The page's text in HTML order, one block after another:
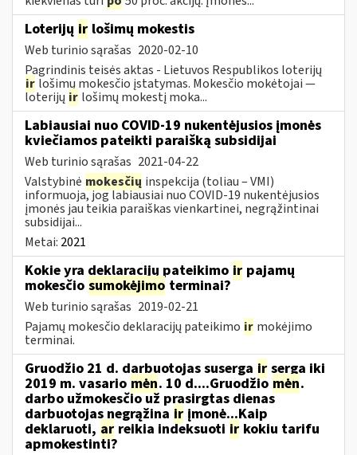
Loterijų ir lošimų mokestis
Web turinio sąrašas 2020-02-10
Pagrindinis teisės aktas - Lietuvos Respublikos loterijų
ir lošimų mokesčio įstatymas. Mokesčio mokėtojai —
loterijų ir lošimų mokestį moka...
Labiausiai nuo COVID-19 nukentėjusios įmonės
kviečiamos pateikti paraišką subsidijai
Web turinio sąrašas 2021-04-22
Valstybinė mokesčių inspekcija (toliau – VMI)
informuoja, jog labiausiai nuo COVID-19 nukentėjusios
įmonės jau teikia paraiškas vienkartinei, negrąžintinai
subsidijai...
Metai: 2021
Kokie yra deklaracijų pateikimo ir pajamų
mokesčio sumokėjimo terminai?
Web turinio sąrašas 2019-02-21
Pajamų mokesčio deklaracijų pateikimo ir mokėjimo
terminai.
Gruodžio 21 d. darbuotojas suserga ir serga iki
2019 m. vasario mėn. 10 d....Gruodžio mėn.
darbo užmokesčio už prasirgtas dienas
darbuotojas negrąžina ir įmonė...Kaip
deklaruoti, ar reikia indeksuoti ir kokiu tarifu
apmokestinti?